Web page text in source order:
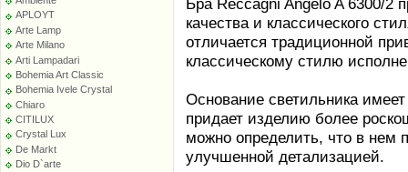
APLOYT
Arte Lamp
Arte Milano
Arti Lampadari
Bohemia Art Classic
Bohemia Ivele Crystal
Chiaro
CITILUX
Crystal Lux
De Markt
Dio D`arte
качества и классического
отличается традиционной
классическому стилю
Основание светильника
придает изделию более
можно определить, что в нем
улучшенной детализацией.